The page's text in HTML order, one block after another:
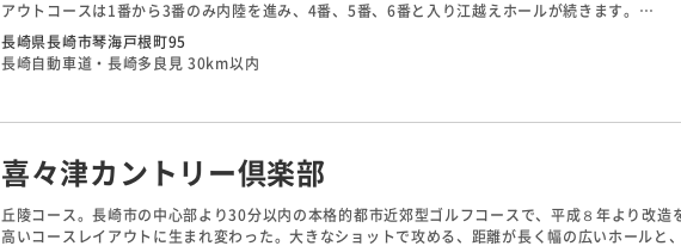
アウトコースは1番から3番のみ内陸を進み、4番、5番、6番と入り江越えホールが続きます。
インコースは、ほぼ海が絡むホール。11番ショートは名物の海峡越えホールで、やや打ちおろしで
入江を越える14番ショートなどを含め、15番まで絶景ホールが続きます。
長崎県長崎市琴海戸根町95
長崎自動車道・長崎多良見 30km以内
喜々津カントリー倶楽部
丘陵コース。長崎市の中心部より30分以内の本格的都市近郊型ゴルフコースで、平成８年より改造
高いコースレイアウトに生まれ変わった。大きなショットで攻める、距離が長く幅の広いホールと